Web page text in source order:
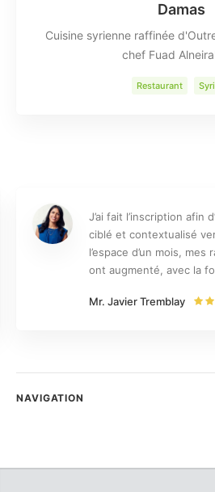
Damas
Cuisine syrienne raffinée
chef Fuad
Restaurant
J’ai fait l’inscription afin
ciblé et contextualisé
l’espace d’un mois,
ont augmenté, avec la
Mr. Javier Tremblay
NAVIGATION